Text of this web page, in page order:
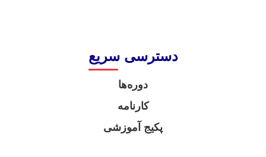
دسترسی سریع
دوره‌ها
کارنامه
پکیج آموزشی